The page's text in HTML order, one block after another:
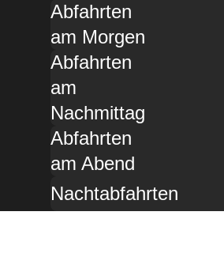
Abfahrten
am Morgen
Abfahrten
am
Nachmittag
Abfahrten
am Abend
Nachtabfahrten